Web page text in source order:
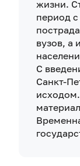
жизни.
период с
вузов, а
С
Санкт-